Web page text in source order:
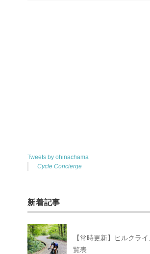
Tweets by ohinachama
Cycle Concierge
新着記事
【常時更新】ヒルクラ
覧表